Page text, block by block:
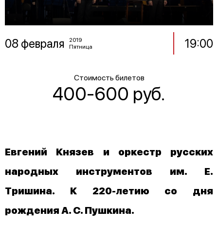
08 февраля
2019
Пятница
19:00
Стоимость билетов
400-600 руб.
Евгений Князев и оркестр русских
народных инструментов им. Е.
Тришина. К 220-летию со дня
рождения А. С. Пушкина.